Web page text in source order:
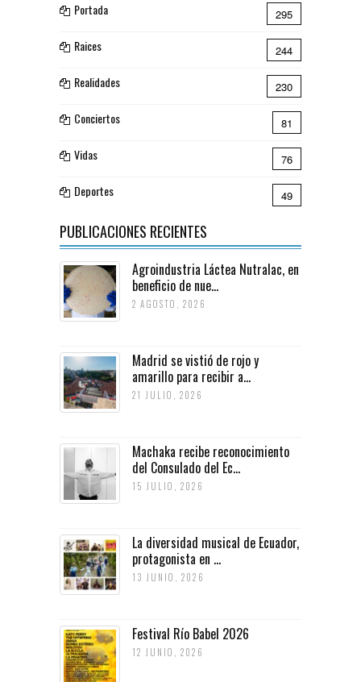
Portada 295
Raices 244
Realidades 230
Conciertos 81
Vidas 76
Deportes 49
PUBLICACIONES RECIENTES
Agroindustria Láctea Nutralac, en
beneficio de nue...
2 AGOSTO, 2026
Madrid se vistió de rojo y
amarillo para recibir a...
21 JULIO, 2026
Machaka recibe reconocimiento
del Consulado del Ec...
15 JULIO, 2026
La diversidad musical de Ecuador,
protagonista en ...
13 JUNIO, 2026
Festival Río Babel 2026
12 JUNIO, 2026